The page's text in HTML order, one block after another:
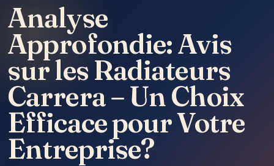
Analyse
Approfondie: Avis
sur les Radiateurs
Carrera – Un Choix
Efficace pour Votre
Entreprise?